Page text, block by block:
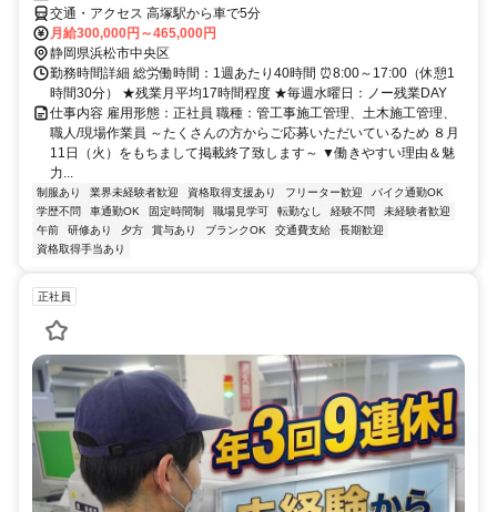
交通・アクセス 高塚駅から車で5分
月給300,000円～465,000円
静岡県浜松市中央区
勤務時間詳細 総労働時間：1週あたり40時間 ⏰8:00～17:00（休憩1
時間30分） ★残業月平均17時間程度 ★毎週水曜日：ノー残業DAY
仕事内容 雇用形態：正社員 職種：管工事施工管理、土木施工管理、
職人/現場作業員 ～たくさんの方からご応募いただいているため ８月
11日（火）をもちまして掲載終了致します～ ▼働きやすい理由＆魅
力...
制服あり 業界未経験者歓迎 資格取得支援あり フリーター歓迎
バイク通勤OK
学歴不問
車通勤OK 固定時間制 職場見学可 転勤なし 経験不問
未経験者歓迎
午前
研修あり 夕方 賞与あり ブランクOK 交通費支給
長期歓迎
資格取得手当あり
正社員